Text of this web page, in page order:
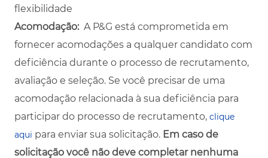
flexibilidade
Acomodação: A P&G está comprometida em
fornecer acomodações a qualquer candidato com
deficiência durante o processo de recrutamento,
avaliação e seleção. Se você precisar de uma
acomodação relacionada à sua deficiência para
participar do processo de recrutamento, clique
aqui para enviar sua solicitação. Em caso de
solicitação você não deve completar nenhuma